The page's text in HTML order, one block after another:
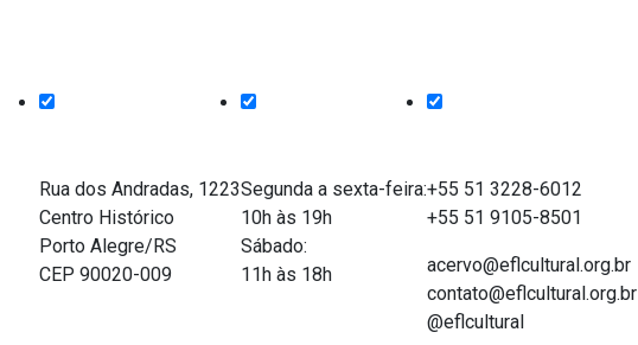
Rua dos Andradas, 1223
Centro Histórico
Porto Alegre/RS
CEP 90020-009
Segunda a sexta-feira:
10h às 19h
Sábado:
11h às 18h
+55 51 3228-6012
+55 51 9105-8501
acervo@eflcultural.org.br
contato@eflcultural.org.br
@eflcultural